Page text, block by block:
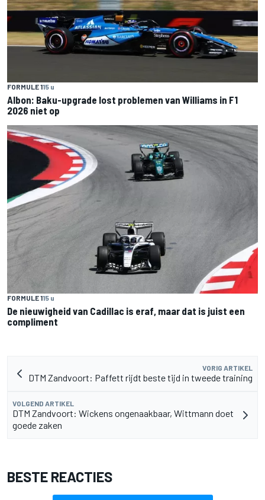
FORMULE 115 u
Albon: Baku-upgrade lost problemen van Williams in F1
2026 niet op
FORMULE 115 u
De nieuwigheid van Cadillac is eraf, maar dat is juist een
compliment
VORIG ARTIKEL
DTM Zandvoort: Paffett rijdt beste tijd in tweede training
VOLGEND ARTIKEL
DTM Zandvoort: Wickens ongenaakbaar, Wittmann doet
goede zaken
BESTE REACTIES